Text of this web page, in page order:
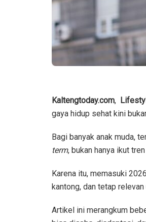
Kaltengtoday.com,
gaya hidup sehat kini
Bagi banyak anak muda,
term, bukan hanya ikut
Karena itu, memasuki
kantong, dan tetap relevan
Artikel ini merangkum